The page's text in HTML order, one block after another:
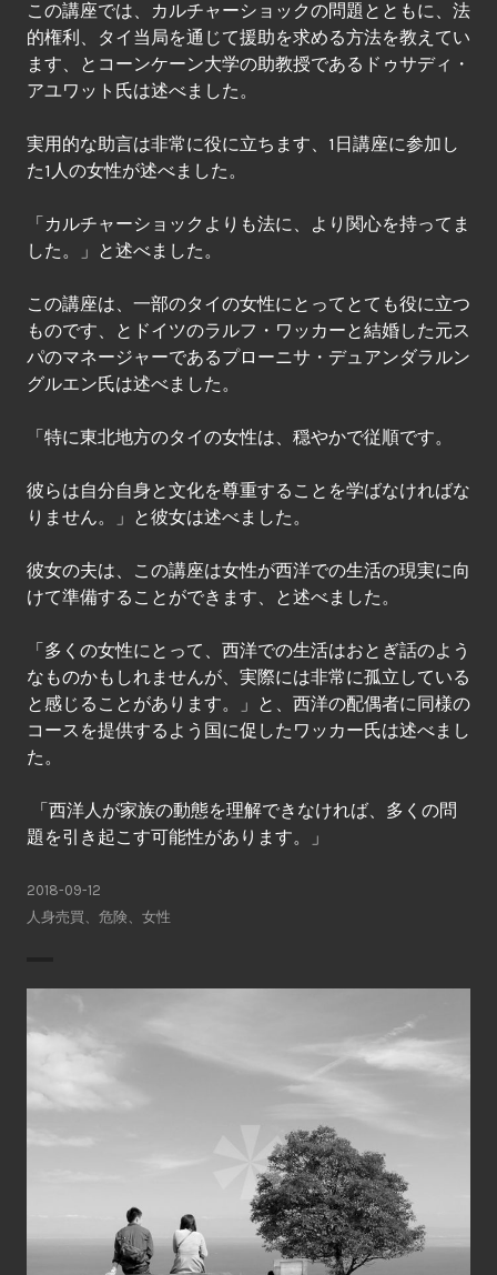
この講座では、カルチャーショックの問題とともに、法
的権利、タイ当局を通じて援助を求める方法を教えてい
ます、とコーンケーン大学の助教授であるドゥサディ・
アユワット氏は述べました。
実用的な助言は非常に役に立ちます、1日講座に参加し
た1人の女性が述べました。
「カルチャーショックよりも法に、より関心を持ってま
した。」と述べました。
この講座は、一部のタイの女性にとってとても役に立つ
ものです、とドイツのラルフ・ワッカーと結婚した元ス
パのマネージャーであるプローニサ・デュアンダラルン
グルエン氏は述べました。
「特に東北地方のタイの女性は、穏やかで従順です。
彼らは自分自身と文化を尊重することを学ばなければな
りません。」と彼女は述べました。
彼女の夫は、この講座は女性が西洋での生活の現実に向
けて準備することができます、と述べました。
「多くの女性にとって、西洋での生活はおとぎ話のよう
なものかもしれませんが、実際には非常に孤立している
と感じることがあります。」と、西洋の配偶者に同様の
コースを提供するよう国に促したワッカー氏は述べまし
た。
「西洋人が家族の動態を理解できなければ、多くの問
題を引き起こす可能性があります。」
2018-09-12
人身売買
危険 女性